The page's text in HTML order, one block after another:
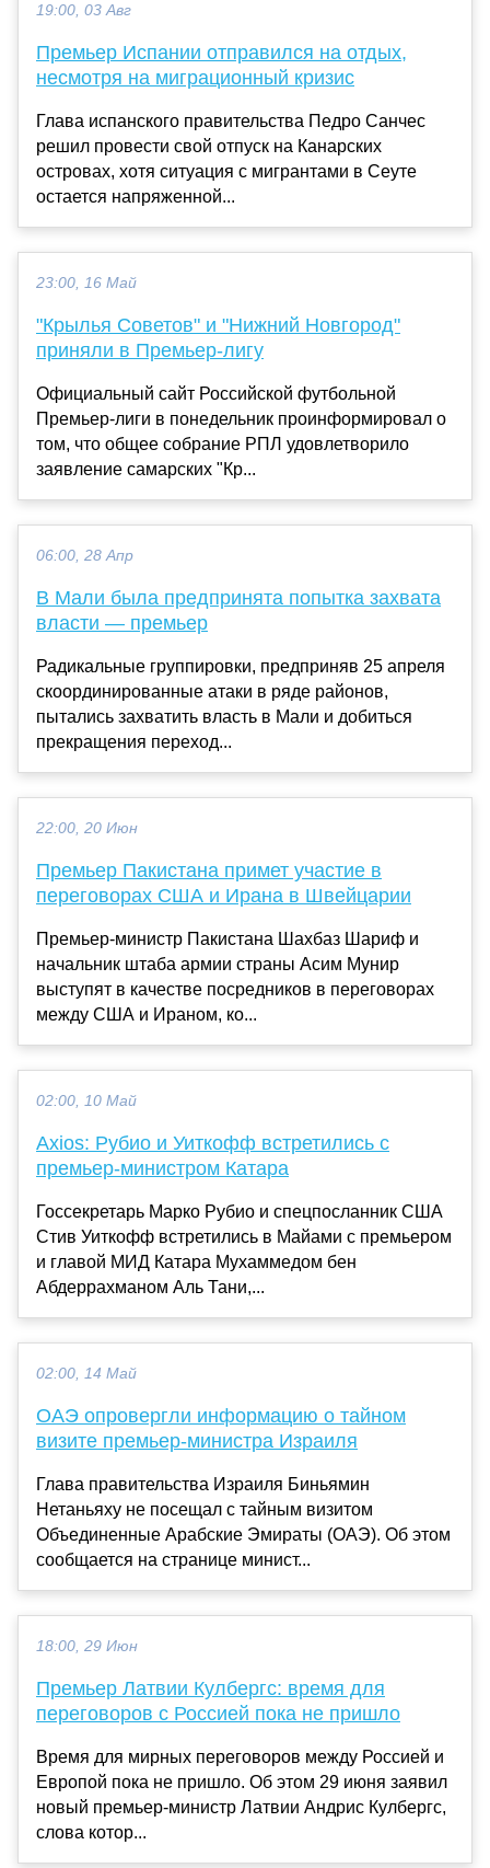
19:00, 03 Авг
Премьер Испании отправился на отдых,
несмотря на миграционный кризис
Глава испанского правительства Педро Санчес
решил провести свой отпуск на Канарских
островах, хотя ситуация с мигрантами в Сеуте
остается напряженной...
23:00, 16 Май
"Крылья Советов" и "Нижний Новгород"
приняли в Премьер-лигу
Официальный сайт Российской футбольной
Премьер-лиги в понедельник проинформировал о
том, что общее собрание РПЛ удовлетворило
заявление самарских "Кр...
06:00, 28 Апр
В Мали была предпринята попытка захвата
власти — премьер
Радикальные группировки, предприняв 25 апреля
скоординированные атаки в ряде районов,
пытались захватить власть в Мали и добиться
прекращения переход...
22:00, 20 Июн
Премьер Пакистана примет участие в
переговорах США и Ирана в Швейцарии
Премьер-министр Пакистана Шахбаз Шариф и
начальник штаба армии страны Асим Мунир
выступят в качестве посредников в переговорах
между США и Ираном, ко...
02:00, 10 Май
Axios: Рубио и Уиткофф встретились с
премьер-министром Катара
Госсекретарь Марко Рубио и спецпосланник США
Стив Уиткофф встретились в Майами с премьером
и главой МИД Катара Мухаммедом бен
Абдеррахманом Аль Тани,...
02:00, 14 Май
ОАЭ опровергли информацию о тайном
визите премьер-министра Израиля
Глава правительства Израиля Биньямин
Нетаньяху не посещал с тайным визитом
Объединенные Арабские Эмираты (ОАЭ). Об этом
сообщается на странице минист...
18:00, 29 Июн
Премьер Латвии Кулбергс: время для
переговоров с Россией пока не пришло
Время для мирных переговоров между Россией и
Европой пока не пришло. Об этом 29 июня заявил
новый премьер-министр Латвии Андрис Кулбергс,
слова котор...